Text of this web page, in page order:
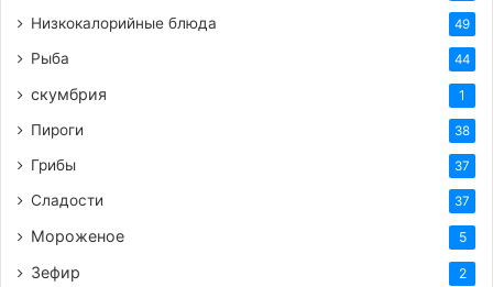
Низкокалорийные блюда 49
Рыба 44
скумбрия 1
Пироги 38
Грибы 37
Сладости 37
Мороженое 5
Зефир 2